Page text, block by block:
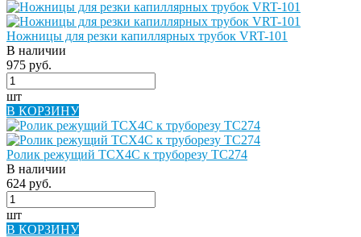
Ножницы для резки капиллярных трубок VRT-101
В наличии
975 руб.
шт
В КОРЗИНУ
Ролик режущий ТСХ4С к труборезу ТС274
В наличии
624 руб.
шт
В КОРЗИНУ